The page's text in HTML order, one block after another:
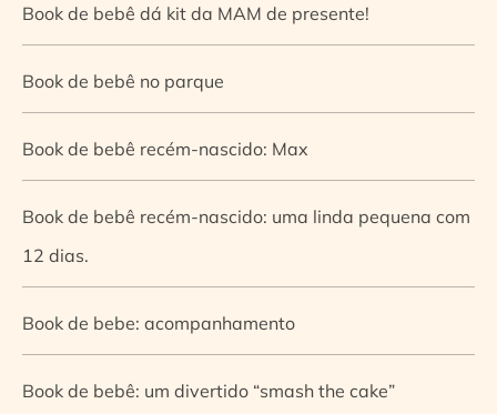
Book de bebê dá kit da MAM de presente!
Book de bebê no parque
Book de bebê recém-nascido: Max
Book de bebê recém-nascido: uma linda pequena com
12 dias.
Book de bebe: acompanhamento
Book de bebê: um divertido “smash the cake”